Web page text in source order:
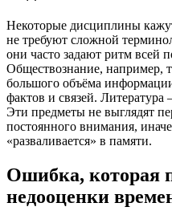
Некоторые дисциплины
не требуют сложной
они часто задают ритм всей
Обществознание, например,
большого объёма
фактов и связей. Литература
Эти предметы не выглядят
постоянного внимания,
«разваливается» в памяти.
Ошибка, которая
недооценки